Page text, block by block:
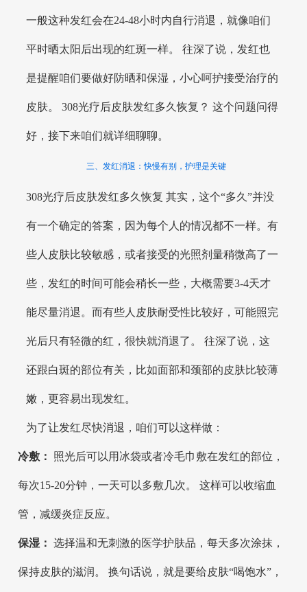
一般这种发红会在24-48小时内自行消退，就像咱们
平时晒太阳后出现的红斑一样。 往深了说，发红也
是提醒咱们要做好防晒和保湿，小心呵护接受治疗的
皮肤。 308光疗后皮肤发红多久恢复？ 这个问题问得
好，接下来咱们就详细聊聊。
三、发红消退：快慢有别，护理是关键
308光疗后皮肤发红多久恢复 其实，这个“多久”并没
有一个确定的答案，因为每个人的情况都不一样。有
些人皮肤比较敏感，或者接受的光照剂量稍微高了一
些，发红的时间可能会稍长一些，大概需要3-4天才
能尽量消退。而有些人皮肤耐受性比较好，可能照完
光后只有轻微的红，很快就消退了。 往深了说，这
还跟白斑的部位有关，比如面部和颈部的皮肤比较薄
嫩，更容易出现发红。
为了让发红尽快消退，咱们可以这样做：
冷敷： 照光后可以用冰袋或者冷毛巾敷在发红的部位，
每次15-20分钟，一天可以多敷几次。 这样可以收缩血
管，减缓炎症反应。
保湿： 选择温和无刺激的医学护肤品，每天多次涂抹，
保持皮肤的滋润。 换句话说，就是要给皮肤“喝饱水”，